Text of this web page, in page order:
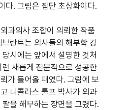
다. 그림은 집단 초상화이다.
과의사 조합이 의뢰한 작품
란트는 의사들의 해부학 강
시에는 앞에서 설명한 것처
새롭게 전문적으로 성공한
가 들어올 때였다. 그림에 보
니콜라스 툴프 박사가 외과
을 해부하는 장면을 그렸다.